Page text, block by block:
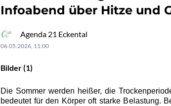
Infoabend über Hitze und
Agenda 21 Eckental
06.05.2026, 11:00
Bilder (1)
Die Sommer werden heißer, die
bedeutet für den Körper oft starke Belastung.